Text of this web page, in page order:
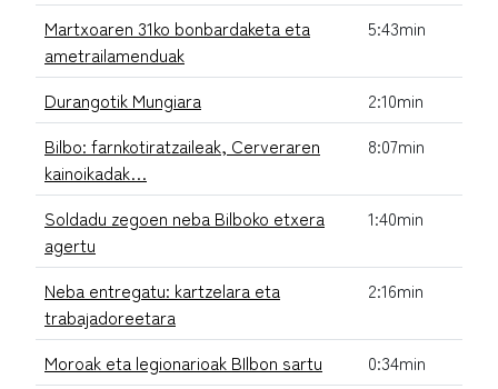
Martxoaren 31ko bonbardaketa eta
ametrailamenduak
5:43min
Durangotik Mungiara
2:10min
Bilbo: farnkotiratzaileak, Cerveraren
kainoikadak…
8:07min
Soldadu zegoen neba Bilboko etxera
agertu
1:40min
Neba entregatu: kartzelara eta
trabajadoreetara
2:16min
Moroak eta legionarioak BIlbon sartu
0:34min